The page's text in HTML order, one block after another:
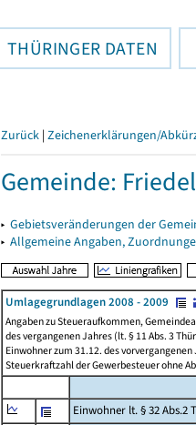
THÜRINGER DATEN
Zurück | Zeichenerklärungen/
Gemeinde:
▸ Gebietsveränderungen der
▸ Allgemeine Angaben,
Umlagegrundlagen 2008 - 2009
Angaben zu Steueraufkommen,
des vergangenen Jahres (lt. § 11 Abs. 3
Einwohner zum 31.12. des vorvergangenen
Steuerkraftzahl der Gewerbesteuer ohne
Einwohner lt. § 32 Abs.2